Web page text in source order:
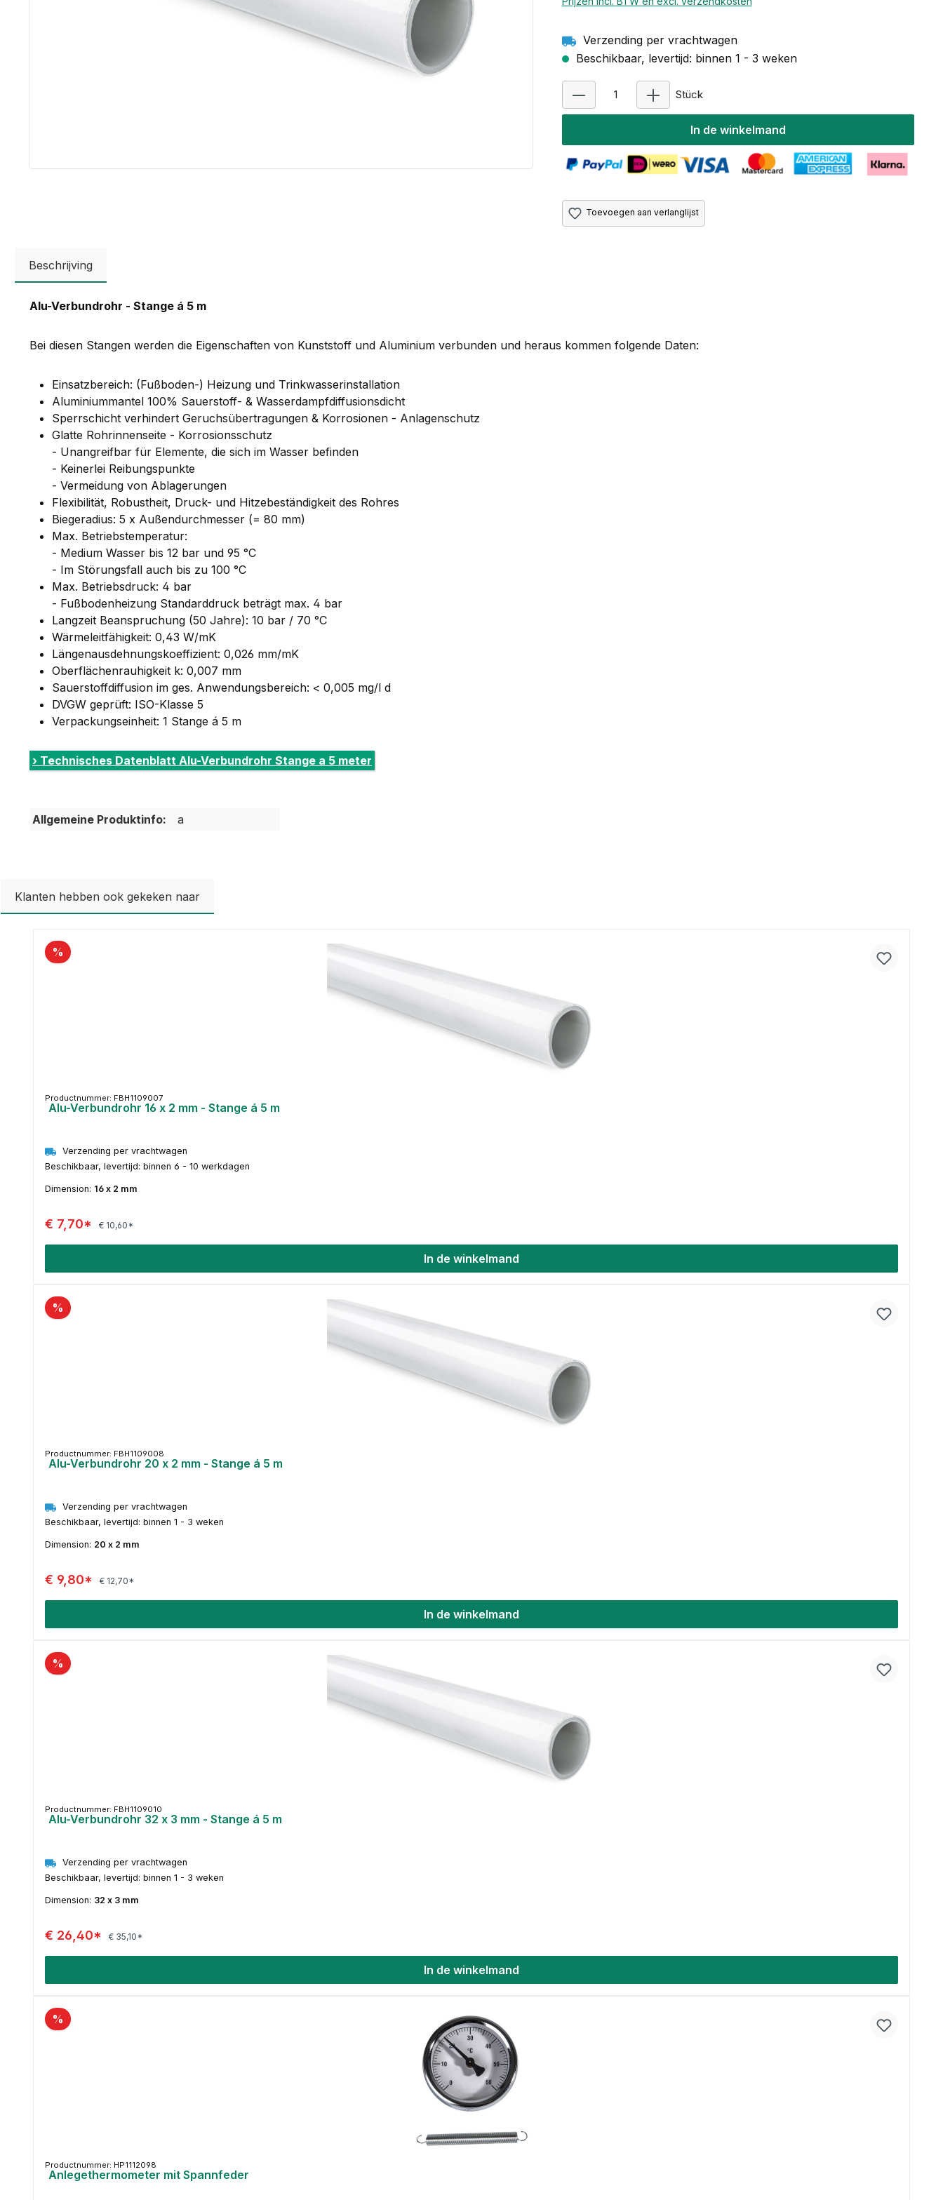
Verzending per vrachtwagen
Beschikbaar, levertijd: binnen 1 - 3 weken
Stück
In de winkelmand
Toevoegen aan verlanglijst
Beschrijving
Alu-Verbundrohr - Stange á 5 m
Bei diesen Stangen werden die Eigenschaften von Kunststoff und Aluminium verbunden und heraus kommen folgende Daten:
Einsatzbereich: (Fußboden-) Heizung und Trinkwasserinstallation
Aluminiummantel 100% Sauerstoff- & Wasserdampfdiffusionsdicht
Sperrschicht verhindert Geruchsübertragungen & Korrosionen - Anlagenschutz
Glatte Rohrinnenseite - Korrosionsschutz
- Unangreifbar für Elemente, die sich im Wasser befinden
- Keinerlei Reibungspunkte
- Vermeidung von Ablagerungen
Flexibilität, Robustheit, Druck- und Hitzebeständigkeit des Rohres
Biegeradius: 5 x Außendurchmesser (= 80 mm)
Max. Betriebstemperatur:
- Medium Wasser bis 12 bar und 95 °C
- Im Störungsfall auch bis zu 100 °C
Max. Betriebsdruck: 4 bar
- Fußbodenheizung Standarddruck beträgt max. 4 bar
Langzeit Beanspruchung (50 Jahre): 10 bar / 70 °C
Wärmeleitfähigkeit: 0,43 W/mK
Längenausdehnungskoeffizient: 0,026 mm/mK
Oberflächenrauhigkeit k: 0,007 mm
Sauerstoffdiffusion im ges. Anwendungsbereich: < 0,005 mg/l d
DVGW geprüft: ISO-Klasse 5
Verpackungseinheit: 1 Stange á 5 m
› Technisches Datenblatt Alu-Verbundrohr Stange a 5 meter
Allgemeine Produktinfo: a
Klanten hebben ook gekeken naar
%
Productnummer: FBH1109007
Alu-Verbundrohr 16 x 2 mm - Stange á 5 m
Verzending per vrachtwagen
Beschikbaar, levertijd: binnen 6 - 10 werkdagen
Dimension: 16 x 2 mm
€ 7,70* € 10,60*
In de winkelmand
%
Productnummer: FBH1109008
Alu-Verbundrohr 20 x 2 mm - Stange á 5 m
Verzending per vrachtwagen
Beschikbaar, levertijd: binnen 1 - 3 weken
Dimension: 20 x 2 mm
€ 9,80* € 12,70*
In de winkelmand
%
Productnummer: FBH1109010
Alu-Verbundrohr 32 x 3 mm - Stange á 5 m
Verzending per vrachtwagen
Beschikbaar, levertijd: binnen 1 - 3 weken
Dimension: 32 x 3 mm
€ 26,40* € 35,10*
In de winkelmand
%
Productnummer: HP1112098
Anlegethermometer mit Spannfeder